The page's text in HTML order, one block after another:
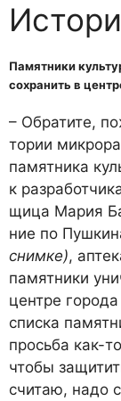
Памятники
сохранить в
– Обратите,
тории
памятника
к
щица Мария
ние по
сним­ке),
памят­ники
центре
списка
просьба как-
чтобы
считаю, надо